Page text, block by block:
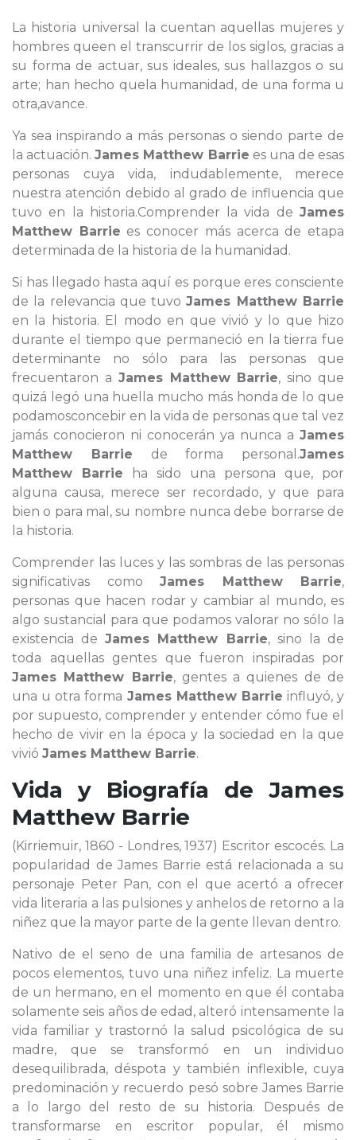
La historia universal la cuentan aquellas mujeres y
hombres queen el transcurrir de los siglos, gracias a
su forma de actuar, sus ideales, sus hallazgos o su
arte; han hecho quela humanidad, de una forma u
otra,avance.
Ya sea inspirando a más personas o siendo parte de
la actuación.James Matthew Barrie es una de esas
personas cuya vida, indudablemente, merece
nuestra atención debido al grado de influencia que
tuvo en la historia.Comprender la vida de James
Matthew Barrie es conocer más acerca de etapa
determinada de la historia de la humanidad.
Si has llegado hasta aquí es porque eres consciente
de la relevancia que tuvoJames Matthew Barrie
en la historia. El modo en que vivió y lo que hizo
durante el tiempo que permaneció en la tierra fue
determinante no sólo para las personas que
frecuentaron a James Matthew Barrie, sino que
quizá legó una huella mucho más honda de lo que
podamosconcebir en la vida de personas que tal vez
jamás conocieron ni conocerán ya nunca a James
Matthew Barrie de forma personal.James
Matthew Barrie ha sido una persona que, por
alguna causa, merece ser recordado, y que para
bien o para mal, su nombre nunca debe borrarse de
la historia.
Comprender las luces y las sombras de las personas
significativas como James Matthew Barrie,
personas que hacen rodar y cambiar al mundo, es
algo sustancial para que podamos valorar no sólo la
existencia deJames Matthew Barrie, sino la de
toda aquellas gentes que fueron inspiradas por
James Matthew Barrie, gentes a quienes de de
una u otra forma James Matthew Barrie influyó, y
por supuesto, comprender y entender cómo fue el
hecho de vivir en la época y la sociedad en la que
vivió James Matthew Barrie.
Vida y Biografía de James
Matthew Barrie
(Kirriemuir, 1860 - Londres, 1937) Escritor escocés. La
popularidad de James Barrie está relacionada a su
personaje Peter Pan, con el que acertó a ofrecer
vida literaria a las pulsiones y anhelos de retorno a la
niñez que la mayor parte de la gente llevan dentro.
Nativo de el seno de una familia de artesanos de
pocos elementos, tuvo una niñez infeliz. La muerte
de un hermano, en el momento en que él contaba
solamente seis años de edad, alteró intensamente la
vida familiar y trastornó la salud psicológica de su
madre, que se transformó en un individuo
desequilibrada, déspota y también inflexible, cuya
predominación y recuerdo pesó sobre James Barrie
a lo largo del resto de su historia. Después de
transformarse en escritor popular, él mismo